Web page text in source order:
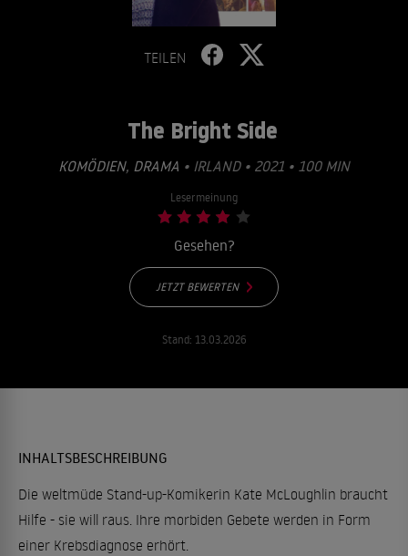
TEILEN
The Bright Side
KOMÖDIEN, DRAMA • IRLAND • 2021 • 100 MIN
Lesermeinung
Gesehen?
JETZT BEWERTEN
Stand: 13.03.2026
INHALTSBESCHREIBUNG
Die weltmüde Stand-up-Komikerin Kate McLoughlin braucht
Hilfe - sie will raus. Ihre morbiden Gebete werden in Form
einer Krebsdiagnose erhört.